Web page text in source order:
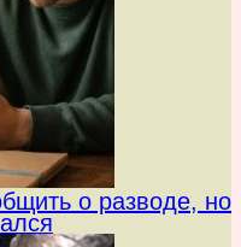
о разводе, но